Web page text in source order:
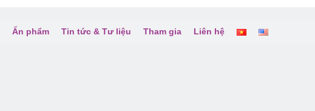
Ấn phẩm Tin tức & Tư liệu Tham gia Liên hệ